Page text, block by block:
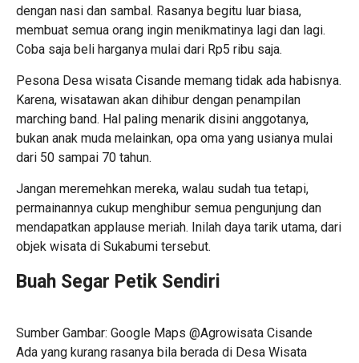
dengan nasi dan sambal. Rasanya begitu luar biasa,
membuat semua orang ingin menikmatinya lagi dan lagi.
Coba saja beli harganya mulai dari Rp5 ribu saja.
Pesona Desa wisata Cisande memang tidak ada habisnya.
Karena, wisatawan akan dihibur dengan penampilan
marching band. Hal paling menarik disini anggotanya,
bukan anak muda melainkan, opa oma yang usianya mulai
dari 50 sampai 70 tahun.
Jangan meremehkan mereka, walau sudah tua tetapi,
permainannya cukup menghibur semua pengunjung dan
mendapatkan applause meriah. Inilah daya tarik utama, dari
objek wisata di Sukabumi tersebut.
Buah Segar Petik Sendiri
Sumber Gambar: Google Maps @Agrowisata Cisande
Ada yang kurang rasanya bila berada di Desa Wisata